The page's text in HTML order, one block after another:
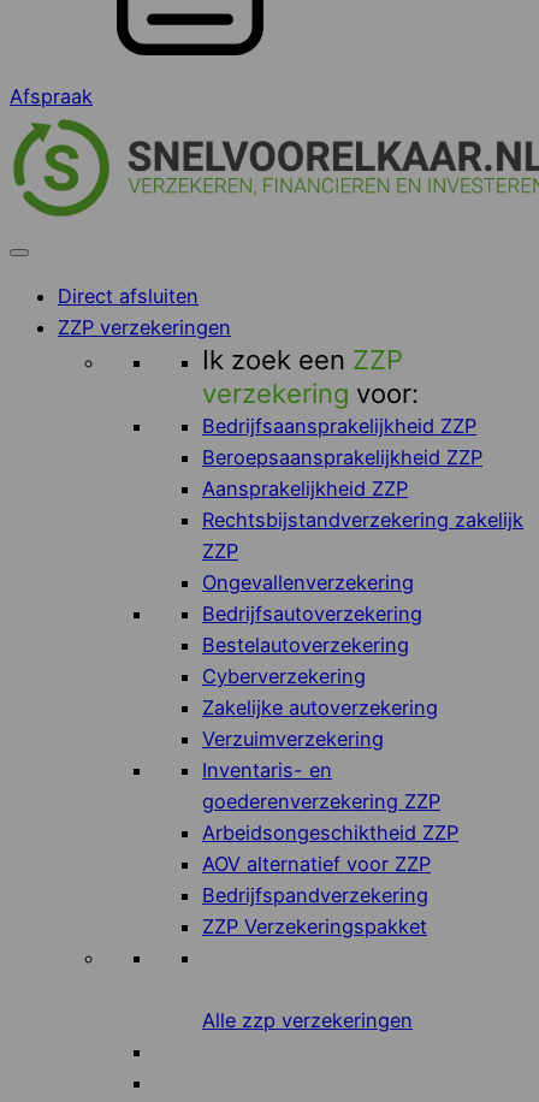
Afspraak
Direct afsluiten
ZZP verzekeringen
Ik zoek een ZZP
verzekering voor:
Bedrijfsaansprakelijkheid ZZP
Beroepsaansprakelijkheid ZZP
Aansprakelijkheid ZZP
Rechtsbijstandverzekering zakelijk
ZZP
Ongevallenverzekering
Bedrijfsautoverzekering
Bestelautoverzekering
Cyberverzekering
Zakelijke autoverzekering
Verzuimverzekering
Inventaris- en
goederenverzekering ZZP
Arbeidsongeschiktheid ZZP
AOV alternatief voor ZZP
Bedrijfspandverzekering
ZZP Verzekeringspakket
Alle zzp verzekeringen